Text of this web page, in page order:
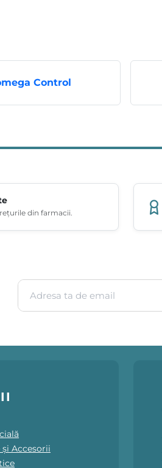
Control
din farmacii.
Adresa ta de email
și Accesorii